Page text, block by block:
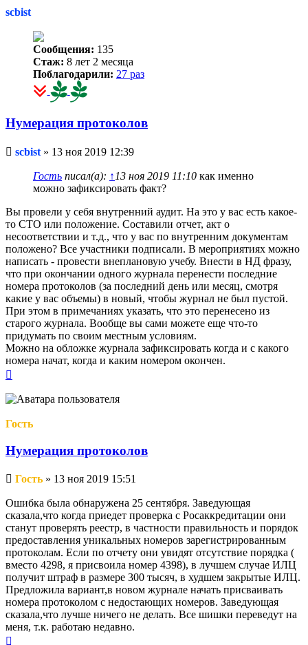
scbist
Сообщения: 135
Стаж: 8 лет 2 месяца
Поблагодарили: 27 раз
Нумерация протоколов
Непрочитанное
scbist » 13 ноя 2019 12:39
Гость писал(а): ↑ 13 ноя 2019 11:10 как именно
можно зафиксировать факт?
Вы провели у себя внутренний аудит. На это у вас есть какое-
то СТО или положение. Составили отчет, акт о
несоответствии и т.д., что у вас по внутренним документам
положено? Все участники подписали. В мероприятиях можно
написать - провести внеплановую учебу. Внести в НД фразу,
что при окончании одного журнала перенести последние
номера протоколов (за последний день или месяц, смотря
какие у вас объемы) в новый, чтобы журнал не был пустой.
При этом в примечаниях указать, что это перенесено из
старого журнала. Вообще вы сами можете еще что-то
придумать по своим местным условиям.
Можно на обложке журнала зафиксировать когда и с какого
номера начат, когда и каким номером окончен.
началу
Гость
Нумерация протоколов
Непрочитанное
Гость » 13 ноя 2019 15:51
Ошибка была обнаружена 25 сентября. Заведующая
сказала,что когда приедет проверка с Росаккредитации они
станут проверять реестр, в частности правильность и порядок
предоставления уникальных номеров зарегистрированным
протоколам. Если по отчету они увидят отсутствие порядка (
вместо 4298, я присвоила номер 4398), в лучшем случае ИЛЦ
получит штраф в размере 300 тысяч, в худшем закрытые ИЛЦ.
Предложила вариант,в новом журнале начать присваивать
номера протоколом с недостающих номеров. Заведующая
сказала,что лучше ничего не делать. Все шишки переведут на
меня, т.к. работаю недавно.